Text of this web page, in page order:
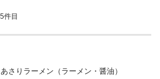
件目
さりラーメン（ラーメン・醤油）